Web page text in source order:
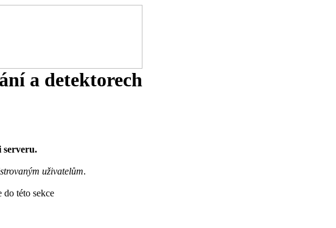
a detektorech
serveru.
uživatelům.
do této sekce